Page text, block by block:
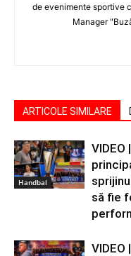
de evenimente sportive
Manager
ARTICOLE SIMILARE
Handbal
să fie